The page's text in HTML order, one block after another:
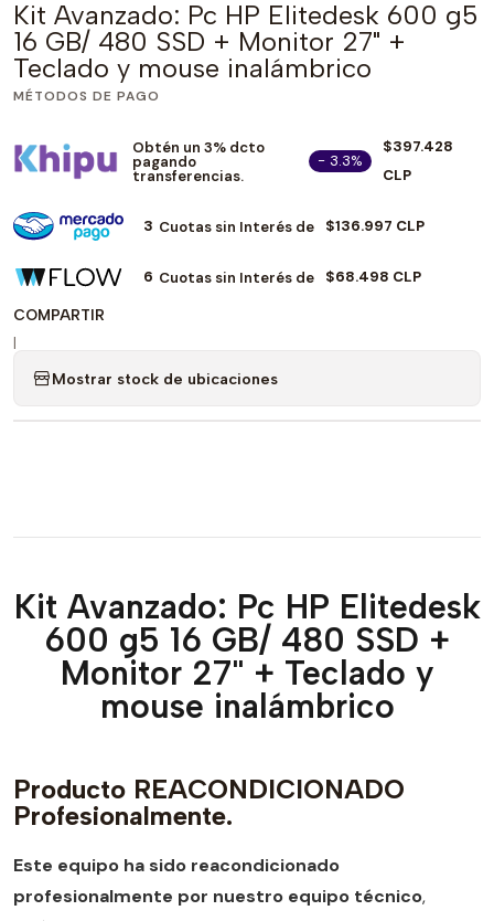
Kit Avanzado: Pc HP Elitedesk 600 g5
16 GB/ 480 SSD + Monitor 27" +
Teclado y mouse inalámbrico
MÉTODOS DE PAGO
Obtén un 3% dcto
pagando
transferencias.
- 3.3%
$397.428
CLP
3 Cuotas sin Interés de $136.997 CLP
6 Cuotas sin Interés de $68.498 CLP
COMPARTIR
|
Mostrar stock de ubicaciones
Kit Avanzado: Pc HP Elitedesk
600 g5 16 GB/ 480 SSD +
Monitor 27" + Teclado y
mouse inalámbrico
Producto REACONDICIONADO
Profesionalmente.
Este equipo ha sido reacondicionado
profesionalmente por nuestro equipo técnico,